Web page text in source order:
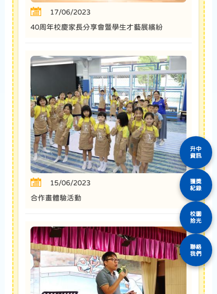
17/06/2023
40周年校慶家長分享會暨學生才藝展繽紛
15/06/2023
合作畫體驗活動
升中
資訊
獲獎
紀錄
校園
拾光
聯絡
我們